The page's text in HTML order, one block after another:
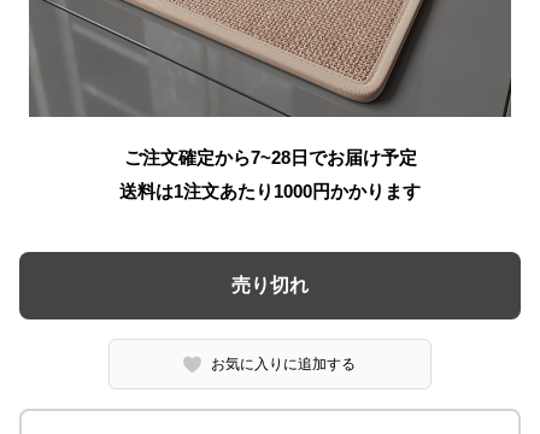
ご注文確定から7~28日でお届け予定
送料は1注文あたり 1000円かかります
売り切れ
お気に入りに追加する